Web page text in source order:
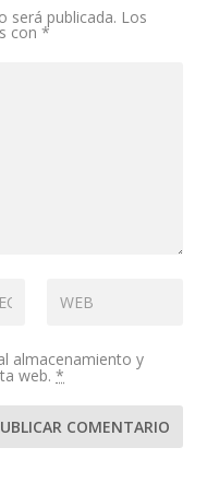
será publicada. Los
con*
almacenamiento y
web.*